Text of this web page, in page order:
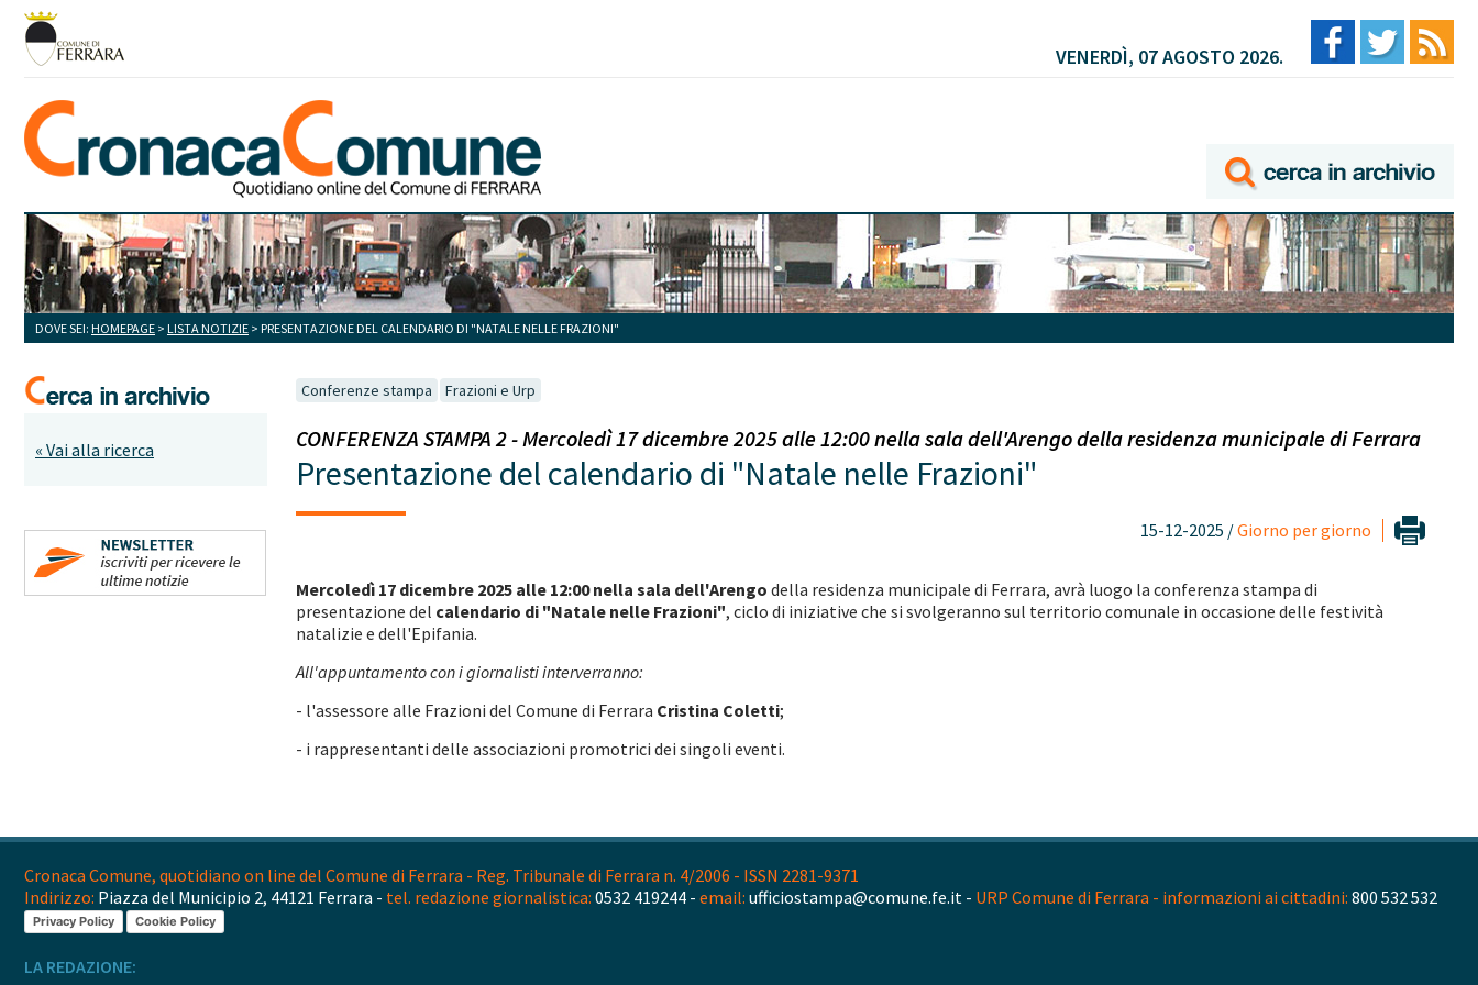
VENERDÌ, 07 AGOSTO 2026.
DOVE SEI: HOMEPAGE > LISTA NOTIZIE > PRESENTAZIONE DEL CALENDARIO DI "NATALE NELLE FRAZIONI"
« Vai alla ricerca
Conferenze stampa Frazioni e Urp
CONFERENZA STAMPA 2 - Mercoledì 17 dicembre 2025 alle 12:00 nella sala dell'Arengo della residenza municipale di Ferrara
Presentazione del calendario di "Natale nelle Frazioni"
15-12-2025 /Giorno per giorno
Mercoledì 17 dicembre 2025 alle 12:00 nella sala dell'Arengo della residenza municipale di Ferrara, avrà luogo la conferenza stampa di
presentazione del calendario di "Natale nelle Frazioni", ciclo di iniziative che si svolgeranno sul territorio comunale in occasione delle festività
natalizie e dell'Epifania.
All'appuntamento con i giornalisti interverranno:
- l'assessore alle Frazioni del Comune di Ferrara Cristina Coletti;
- i rappresentanti delle associazioni promotrici dei singoli eventi.
Cronaca Comune, quotidiano on line del Comune di Ferrara - Reg. Tribunale di Ferrara n. 4/2006 - ISSN 2281-9371
Indirizzo: Piazza del Municipio 2, 44121 Ferrara - tel. redazione giornalistica: 0532 419244 - email: ufficiostampa@comune.fe.it - URP Comune di Ferrara - informazioni ai cittadini: 800 532 532
Privacy Policy Cookie Policy
LA REDAZIONE: